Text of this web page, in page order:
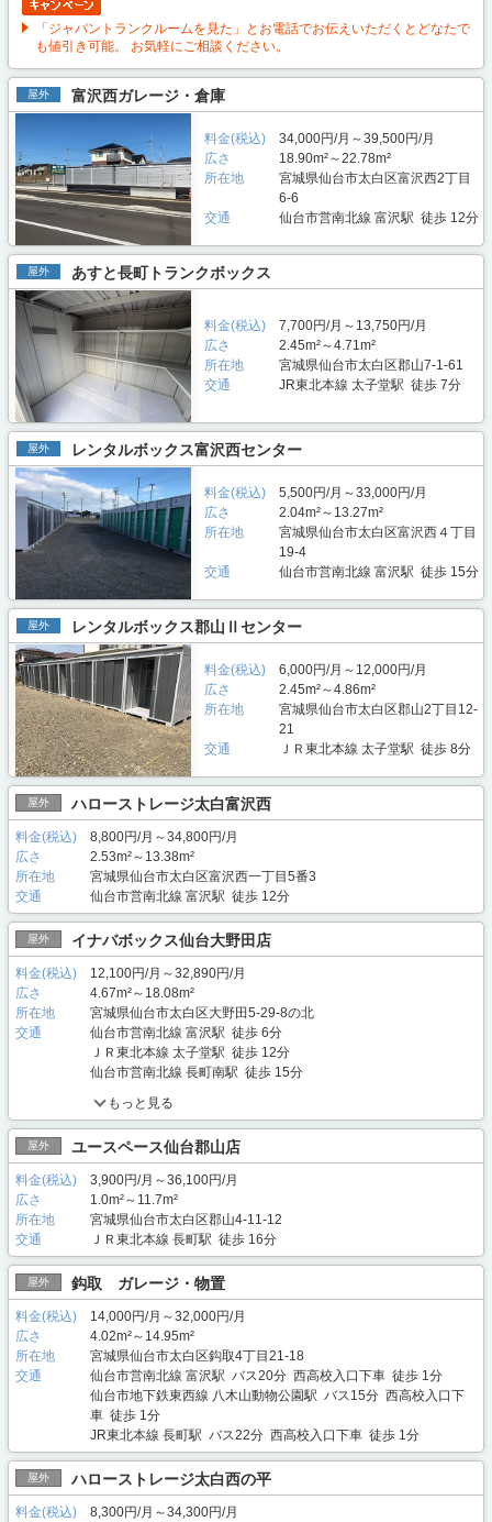
「ジャパントランクルームを見た」とお電話でお伝えいただくとどなたで
も値引き可能。 お気軽にご相談ください。
屋外 富沢西ガレージ・倉庫
料金(税込)
34,000円/月～39,500円/月
広さ
18.90m²～22.78m²
所在地
宮城県仙台市太白区富沢西2丁目
6-6
交通
仙台市営南北線 富沢駅 徒歩 12分
屋外 あすと長町トランクボックス
料金(税込)
7,700円/月～13,750円/月
広さ
2.45m²～4.71m²
所在地
宮城県仙台市太白区郡山7-1-61
交通
JR東北本線 太子堂駅 徒歩 7分
屋外 レンタルボックス富沢西センター
料金(税込)
5,500円/月～33,000円/月
広さ
2.04m²～13.27m²
所在地
宮城県仙台市太白区富沢西４丁目
19-4
交通
仙台市営南北線 富沢駅 徒歩 15分
屋外 レンタルボックス郡山Ⅱセンター
料金(税込)
6,000円/月～12,000円/月
広さ
2.45m²～4.86m²
所在地
宮城県仙台市太白区郡山2丁目12-
21
交通
ＪＲ東北本線 太子堂駅 徒歩 8分
屋外 ハローストレージ太白富沢西
料金(税込)
8,800円/月～34,800円/月
広さ
2.53m²～13.38m²
所在地
宮城県仙台市太白区富沢西一丁目5番3
交通
仙台市営南北線 富沢駅 徒歩 12分
屋外 イナバボックス仙台大野田店
料金(税込)
12,100円/月～32,890円/月
広さ
4.67m²～18.08m²
所在地
宮城県仙台市太白区大野田5-29-8の北
交通
仙台市営南北線 富沢駅 徒歩 6分
ＪＲ東北本線 太子堂駅 徒歩 12分
仙台市営南北線 長町南駅 徒歩 15分
もっと見る
屋外 ユースペース仙台郡山店
料金(税込)
3,900円/月～36,100円/月
広さ
1.0m²～11.7m²
所在地
宮城県仙台市太白区郡山4-11-12
交通
ＪＲ東北本線 長町駅 徒歩 16分
屋外 鈎取 ガレージ・物置
料金(税込)
14,000円/月～32,000円/月
広さ
4.02m²～14.95m²
所在地
宮城県仙台市太白区鈎取4丁目21-18
交通
仙台市営南北線 富沢駅 バス20分 西高校入口下車 徒歩 1分
仙台市地下鉄東西線 八木山動物公園駅 バス15分 西高校入口下
車 徒歩 1分
JR東北本線 長町駅 バス22分 西高校入口下車 徒歩 1分
屋外 ハローストレージ太白西の平
料金(税込)
8,300円/月～34,300円/月